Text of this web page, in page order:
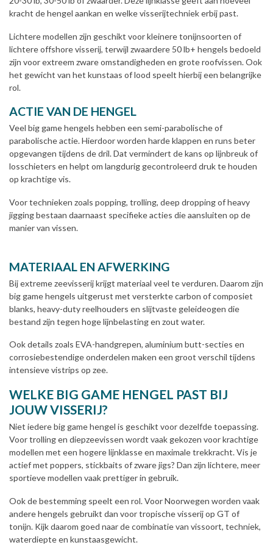
kracht de hengel aankan en welke visserijtechniek erbij past.
Lichtere modellen zijn geschikt voor kleinere tonijnsoorten of
lichtere offshore visserij, terwijl zwaardere 50 lb+ hengels bedoeld
zijn voor extreem zware omstandigheden en grote roofvissen. Ook
het gewicht van het kunstaas of lood speelt hierbij een belangrijke
rol.
ACTIE VAN DE HENGEL
Veel big game hengels hebben een semi-parabolische of
parabolische actie. Hierdoor worden harde klappen en runs beter
opgevangen tijdens de dril. Dat vermindert de kans op lijnbreuk of
losschieters en helpt om langdurig gecontroleerd druk te houden
op krachtige vis.
Voor technieken zoals popping, trolling, deep dropping of heavy
jigging bestaan daarnaast specifieke acties die aansluiten op de
manier van vissen.
MATERIAAL EN AFWERKING
Bij extreme zeevisserij krijgt materiaal veel te verduren. Daarom zijn
big game hengels uitgerust met versterkte carbon of composiet
blanks, heavy-duty reelhouders en slijtvaste geleideogen die
bestand zijn tegen hoge lijnbelasting en zout water.
Ook details zoals EVA-handgrepen, aluminium butt-secties en
corrosiebestendige onderdelen maken een groot verschil tijdens
intensieve vistrips op zee.
WELKE BIG GAME HENGEL PAST BIJ
JOUW VISSERIJ?
Niet iedere big game hengel is geschikt voor dezelfde toepassing.
Voor trolling en diepzeevissen wordt vaak gekozen voor krachtige
modellen met een hogere lijnklasse en maximale trekkracht. Vis je
actief met poppers, stickbaits of zware jigs? Dan zijn lichtere, meer
sportieve modellen vaak prettiger in gebruik.
Ook de bestemming speelt een rol. Voor Noorwegen worden vaak
andere hengels gebruikt dan voor tropische visserij op GT of
tonijn. Kijk daarom goed naar de combinatie van vissoort, techniek,
waterdiepte en kunstaasgewicht.